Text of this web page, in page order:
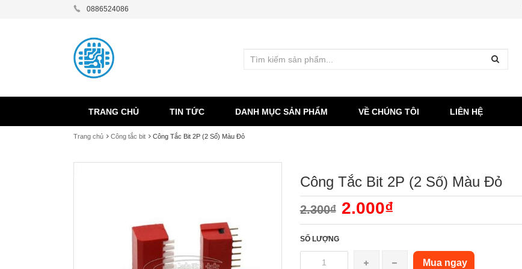
0886524086
TRANG CHỦ TIN TỨC DANH MỤC SẢN PHẨM VỀ CHÚNG TÔI LIÊN HỆ
Trang chủ Công tắc bit Công Tắc Bit 2P (2 Số) Màu Đỏ
Công Tắc Bit 2P (2 Số) Màu Đỏ
2.300₫ 2.000₫
SỐ LƯỢNG
Mua ngay